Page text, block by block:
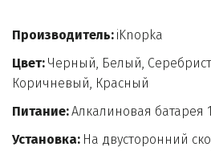
Производитель: iKnopka
Цвет: Черный, Белый,
Коричневый, Красный
Питание: Алкалиновая батарея
Установка: На двусторонний